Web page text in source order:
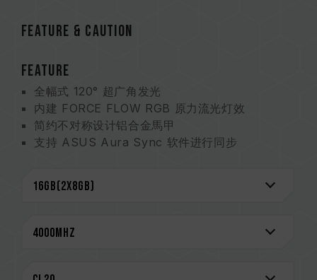
Feature & CAUTION
FEATURE
全幅式 120° 超广角发光
内建 FORCE FLOW RGB 原力流光灯效
简约不对称设计铝合金馬甲
支持 ASUS Aura Sync 软件进行同步
支持 XMP 2.0 一键超频